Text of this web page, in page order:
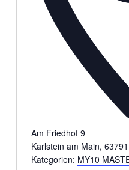
Am Friedhof 9
Karlstein am Main, 63791
Kategorien: MY10